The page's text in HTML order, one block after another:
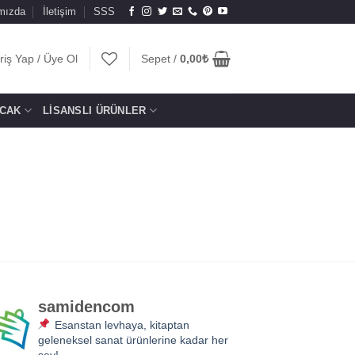
İletişim SSS
Yap / Üye Ol Sepet / 0,00₺
LISANSLI ÜRÜNLER
samidencom
Esanstan levhaya, kitaptan
geleneksel sanat ürünlerine kadar her